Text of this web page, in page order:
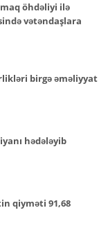
öhdəliyi ilə
vətəndaşlara
birgə əməliyyat
hədələyib
qiyməti 91,68